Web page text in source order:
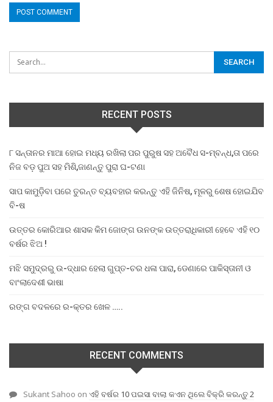
RECENT POSTS
୮ ସନ୍ତାନର ମାଆ ହୋଇ ମଧ୍ୟ ରଖିଲା ପର ପୁରୁଷ ସହ ଅବୈଧ ସ-ମ୍ବନ୍ଧ,ତା ପରେ
ନିଜ ବଡ଼ ପୁଅ ସହ ମିଶି,ଜାଣନ୍ତୁ ପୁରା ଘ-ଟଣା
ସାପ କାମୁଡ଼ିବା ପରେ ତୁରନ୍ତ ବ୍ୟବହାର କରନ୍ତୁ ଏହି ଜିନିଷ, ମୂଳରୁ ଶେଷ ହୋଇଯିବ
ବି-ଷ
ଉତ୍ତର କୋରିଆର ଶାସକ କିମ ଜୋଙ୍ଗ ଉନଙ୍କ ଉତ୍ତରାଧିକାରୀ ହେବେ ଏହି ୧୦
ବର୍ଷର ଝିଅ !
ମଝି ସମୁଦ୍ରରୁ ଉ-ଦ୍ଧାର ହେଲା ଗୁପ୍ତ-ଚର ଧଳା ପାରା, ଡେଣାରେ ପାକିସ୍ତାନୀ ଓ
ବାଂଲାଦେଶୀ ଭାଷା
ରଙ୍ଗ ବଦଳରେ ର-କ୍ତର ଖେଳ …..
RECENT COMMENTS
Sukant Sahoo on ଏହି ବର୍ଷର 10 ପଇସା ବାଲା କଏନ ଥିଲେ ବିକ୍ରି କରନ୍ତୁ 2